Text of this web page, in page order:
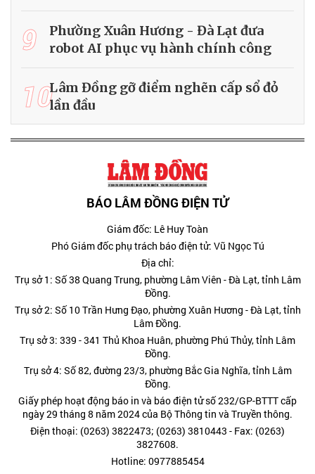
9
Phường Xuân Hương - Đà Lạt đưa
robot AI phục vụ hành chính công
10Lâm Đồng gỡ điểm nghẽn cấp sổ đỏ
lần đầu
BÁO LÂM ĐỒNG ĐIỆN TỬ
Giám đốc: Lê Huy Toàn
Phó Giám đốc phụ trách báo điện tử: Vũ Ngọc Tú
Địa chỉ:
Trụ sở 1: Số 38 Quang Trung, phường Lâm Viên - Đà Lạt, tỉnh Lâm
Đồng.
Trụ sở 2: Số 10 Trần Hưng Đạo, phường Xuân Hương - Đà Lạt, tỉnh
Lâm Đồng.
Trụ sở 3: 339 - 341 Thủ Khoa Huân, phường Phú Thủy, tỉnh Lâm
Đồng.
Trụ sở 4: Số 82, đường 23/3, phường Bắc Gia Nghĩa, tỉnh Lâm
Đồng.
Giấy phép hoạt động báo in và báo điện tử số 232/GP-BTTT cấp
ngày 29 tháng 8 năm 2024 của Bộ Thông tin và Truyền thông.
Điện thoại: (0263) 3822473; (0263) 3810443 - Fax: (0263)
3827608.
Hotline: 0977885454